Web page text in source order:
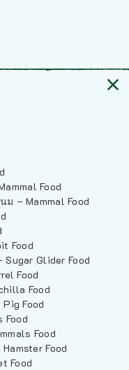
Food
ม – Mammal Food
Food
Sugar Glider Food
Food
Food
Food
Food
Food
Food
Food